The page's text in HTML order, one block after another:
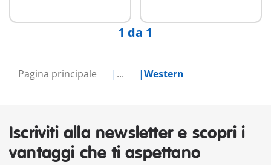
Pagina principale ... Western
1 da 1
Iscriviti alla newsletter e scopri i
vantaggi che ti aspettano